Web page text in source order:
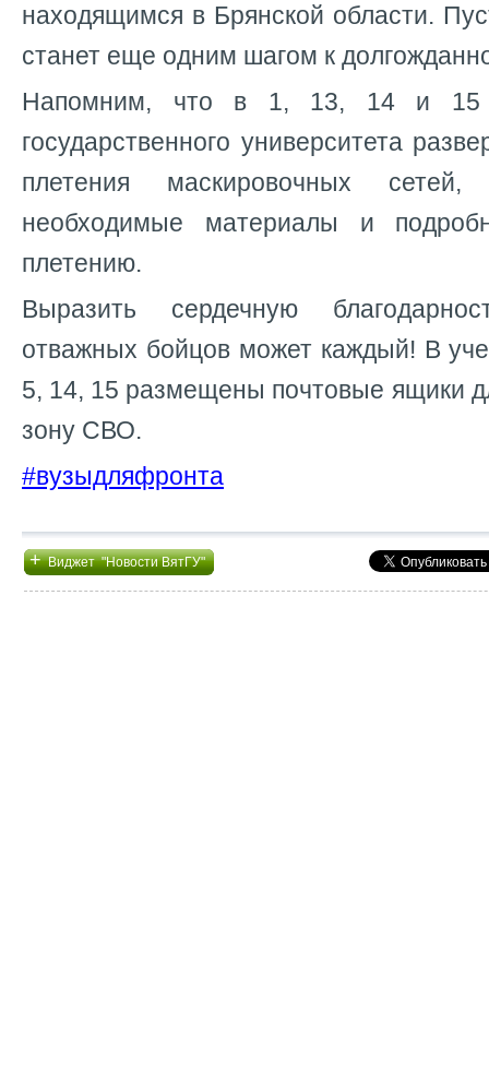
находящимся в Брянской области.
станет еще одним шагом к
Напомним, что в 1, 13, 14 и 15
государственного университета
плетения маскировочных
необходимые материалы и
плетению.
Выразить сердечную
отважных бойцов может каждый! В
5, 14, 15 размещены почтовые ящики
зону СВО.
#вузыдляфронта
+Виджет "Новости ВятГУ"